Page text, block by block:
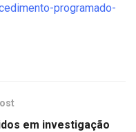
programado-
em investigação